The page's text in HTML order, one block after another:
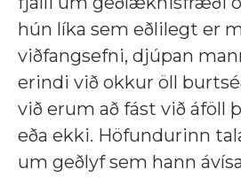
hún líka sem eðlilegt er
viðfangsefni, djúpan
erindi við okkur öll
við erum að fást við áföll
eða ekki. Höfundurinn
um geðlyf sem hann